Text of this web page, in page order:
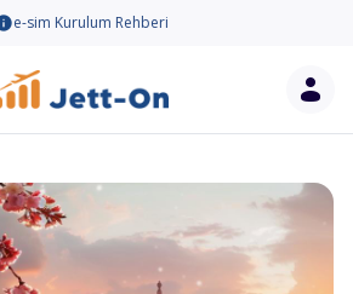
e-sim Kurulum Rehberi